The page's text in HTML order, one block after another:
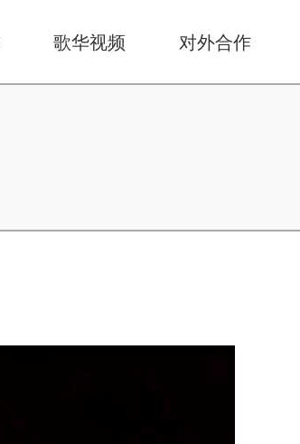
歌华视频 对外合作